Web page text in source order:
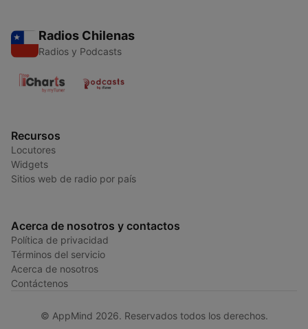
Radios Chilenas
Radios y Podcasts
Recursos
Locutores
Widgets
Sitios web de radio por país
Acerca de nosotros y contactos
Política de privacidad
Términos del servicio
Acerca de nosotros
Contáctenos
© AppMind 2026. Reservados todos los derechos.